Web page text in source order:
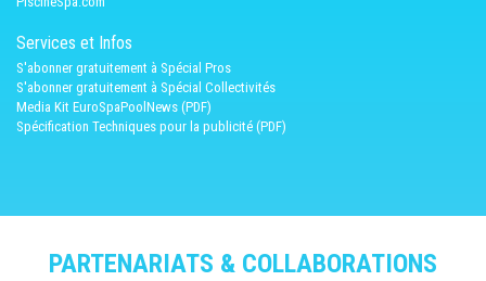
Services et Infos
S'abonner gratuitement à Spécial Pros
S'abonner gratuitement à Spécial Collectivités
Media Kit EuroSpaPoolNews (PDF)
Spécification Techniques pour la publicité (PDF)
PARTENARIATS & COLLABORATIONS